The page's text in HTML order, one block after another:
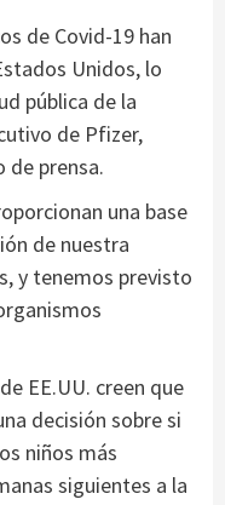
de Covid-19 han
Unidos, lo
pública de la
de Pfizer,
de prensa.
una base
de nuestra
y tenemos previsto
EE.UU. creen que
decisión sobre si
niños más
siguientes a la